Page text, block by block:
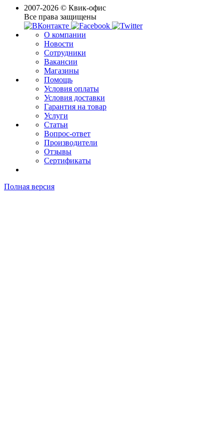
2007-2026 © Квик-офис
Все права защищены
О компании
Новости
Сотрудники
Вакансии
Магазины
Помощь
Условия оплаты
Условия доставки
Гарантия на товар
Услуги
Статьи
Вопрос-ответ
Производители
Отзывы
Сертификаты
Полная версия